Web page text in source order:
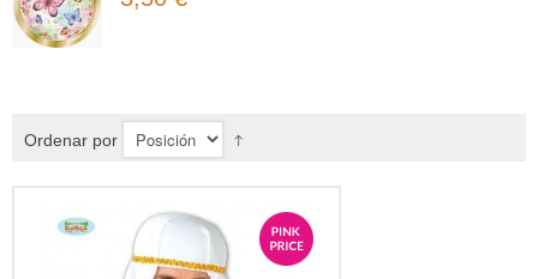
Ordenar por